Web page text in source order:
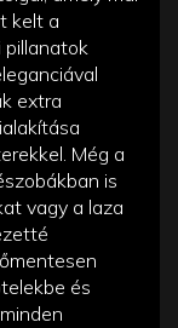
kelt a
pillanatok
extra
Még a
is
vagy a laza
és